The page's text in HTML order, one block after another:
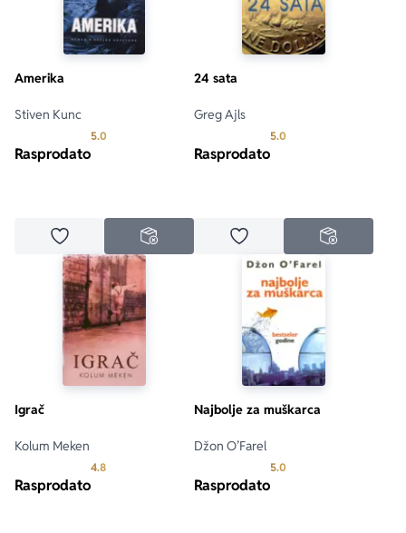
Amerika
Stiven Kunc
5.0
Rasprodato
Dodaj u omiljeneNEDOSTUPNO
24 sata
Greg Ajls
5.0
Rasprodato
Dodaj u omiljene
Igrač
Kolum Meken
4.8Prosecna ocena je 4.8 od 5
Rasprodato
Najbolje za muškarca
Džon O’Farel
5.0
Rasprodato